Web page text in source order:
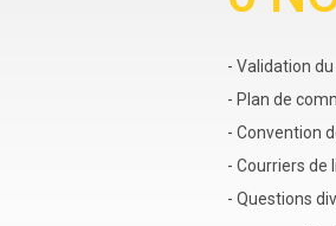
- Validation du
- Plan de
- Convention
- Courriers de
- Questions